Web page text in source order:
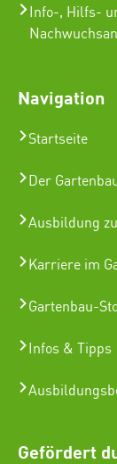
Info-, Hilfs-
Navigation
Startseite
Der
Ausbildung
Karriere im
Gartenbau-
Infos & Tipps
Gefördert